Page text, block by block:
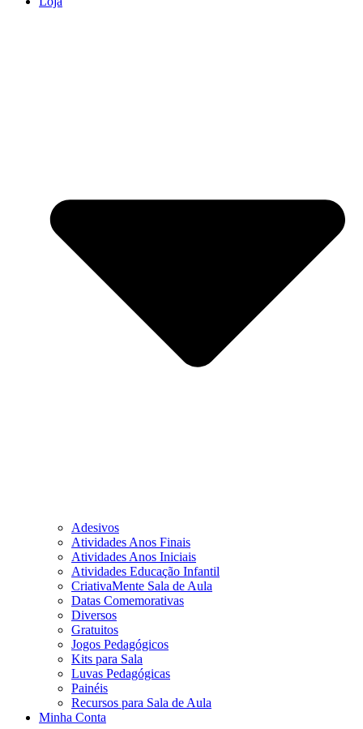
Adesivos
Atividades Anos Finais
Atividades Anos Iniciais
Atividades Educação Infantil
CriativaMente Sala de Aula
Datas Comemorativas
Diversos
Gratuitos
Jogos Pedagógicos
Kits para Sala
Luvas Pedagógicas
Painéis
Recursos para Sala de Aula
Minha Conta